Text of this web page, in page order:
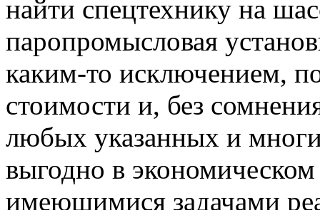
найти спецтехнику на
паропромысловая
каким-то исключением,
стоимости и, без
любых указанных и
выгодно в экономическом
имеющимися задачами